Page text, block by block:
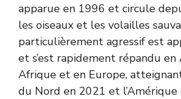
apparue en 1996 et circule
les oiseaux et les volailles
particulièrement agressif est
et s’est rapidement répandu en
Afrique et en Europe,
du Nord en 2021 et